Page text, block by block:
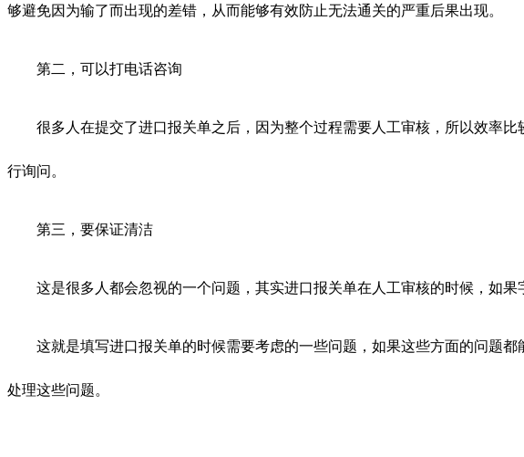
够避免因为输了而出现的差错，从而能够有效防止无法通关的严重后果出现。
第二，可以打电话咨询
很多人在提交了进口报关单之后，因为整个过程需要人工审核，所以效率比
行询问。
第三，要保证清洁
这是很多人都会忽视的一个问题，其实进口报关单在人工审核的时候，如果
这就是填写进口报关单的时候需要考虑的一些问题，如果这些方面的问题都
处理这些问题。